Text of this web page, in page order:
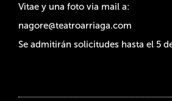
Vitae y una foto via mail a:
nagore@teatroarriaga.com
Se admitirán solicitudes hasta el 5